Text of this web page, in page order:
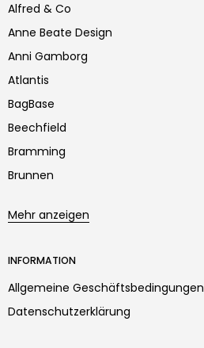
Alfred & Co
Anne Beate Design
Anni Gamborg
Atlantis
BagBase
Beechfield
Bramming
Brunnen
Mehr anzeigen
INFORMATION
Allgemeine Geschäftsbedingungen
Datenschutzerklärung